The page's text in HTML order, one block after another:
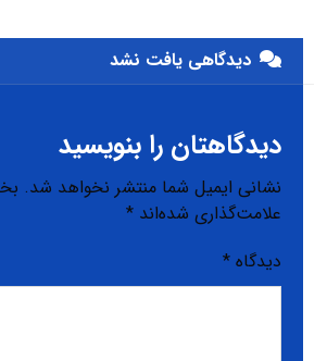
دیدگاهی یافت نشد
دیدگاهتان را بنویسید
نشانی ایمیل شما منتشر نخواهد شد.
علامت‌گذاری شده‌اند*
دیدگاه*